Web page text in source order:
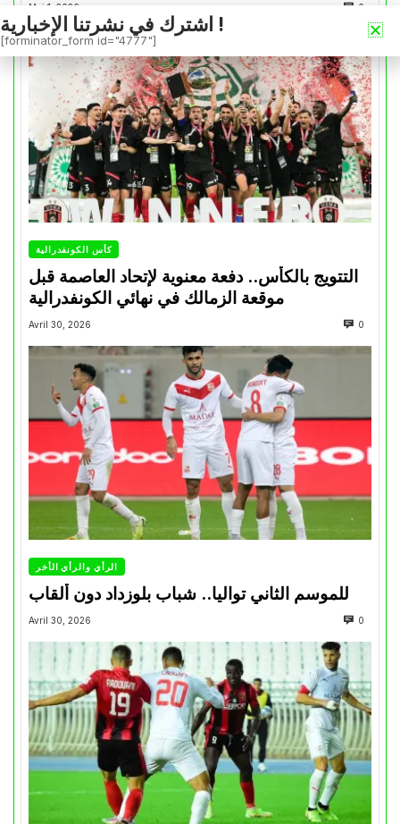
Mai 1, 2026 0
كأس الكونفدرالية
التتويج بالكأس.. دفعة معنوية لإتحاد العاصمة قبل
موقعة الزمالك في نهائي الكونفدرالية
Avril 30, 2026 0
الرأي والرأي الأخر
للموسم الثاني تواليا.. شباب بلوزداد دون ألقاب
Avril 30, 2026 0
اشترك في نشرتنا الإخبارية !
[forminator_form id="4777"]